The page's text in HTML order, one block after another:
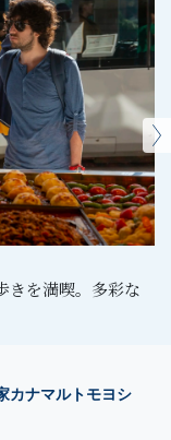
きを満喫。多彩な
カナマルトモヨシ